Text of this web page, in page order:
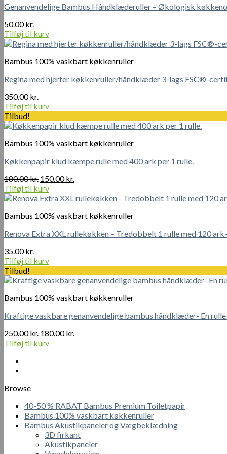
Genanvendelige Bambus Håndklæderuller – Økologisk
50.00kr.
Tilføj til kurv
Bambus 100% vaskbart køkkenruller
Regina med hjerter køkkenruller/håndklæder 3-lags FSC®-
350.00kr.
Tilføj til kurv
Tilbud!
Bambus 100% vaskbart køkkenruller
Køkkenpapir klud kæmpe rulle med 400 ark per 1 rulle.
180.00kr. Den
oprindelige
pris
180.00 kr..
150.00kr.
pris
150.00 kr..
Tilføj til kurv
Bambus 100% vaskbart køkkenruller
Renova Extra XXL rullekøkken – Tredobbelt 1 rulle med 120
35.00kr.
Tilføj til kurv
Tilbud!
Bambus 100% vaskbart køkkenruller
Kraftige vaskbare genanvendelige bambus håndklæder- En
250.00kr. Den
oprindelige
180.00kr.
Tilføj til kurv
Browse
40-50 % RABAT Bambus Premium Toiletpapir
Bambus 100% vaskbart køkkenruller
Bambus Akustikpaneler og Vægbeklædning
3D firkant
Akustikpaneler